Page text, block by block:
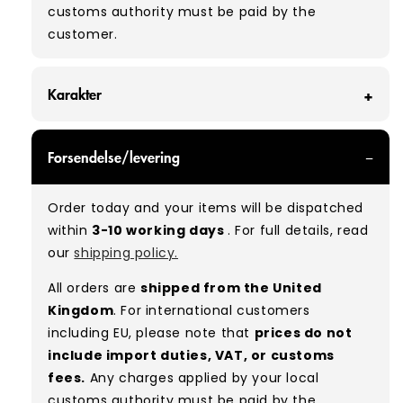
customs authority must be paid by the
customer.
Karakter
can expect items that are in good condition
with some marks, small holes, or tears. Most
marks can be removed with a wash. Available
at a discount compared to Grade A.
Forsendelse/levering
Order today and your items will be dispatched
within 3-10 working days. For full details, read
ourshipping policy.
All orders are shipped from the United
Kingdom. For international customers
including EU, please note that prices do not
include import duties, VAT, or customs
fees. Any charges applied by your local